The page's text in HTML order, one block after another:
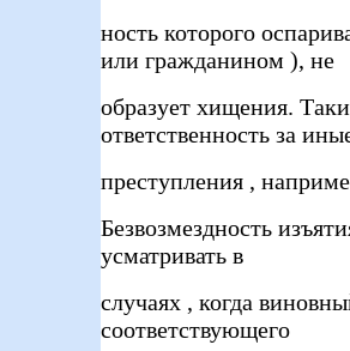
ность которого
или гражданином ), не
образует хищения.
ответственность за
преступления ,
Безвозмездность
усматривать в
случаях , когда
соответствующего